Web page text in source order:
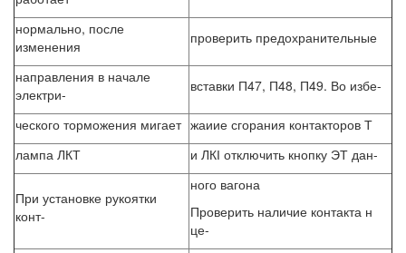
нормально, после
изменения
проверить предохранительные
направления в начале
электри-
вставки П47, П48, П49. Во избе-
ческого торможения мигает жаиие сгорания контакторов Т
лампа ЛКТ
и ЛКІ отключить кнопку ЭТ дан-
При установке рукоятки
конт-
ного вагона
Проверить наличие контакта н
це-